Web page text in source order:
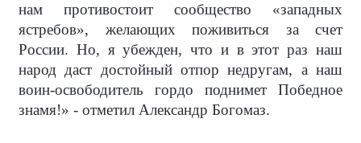
нам противостоит сообщество «западных
ястребов», желающих поживиться за счет
России. Но, я убежден, что и в этот раз наш
народ даст достойный отпор недругам, а наш
воин-освободитель гордо поднимет Победное
знамя!» - отметил Александр Богомаз.